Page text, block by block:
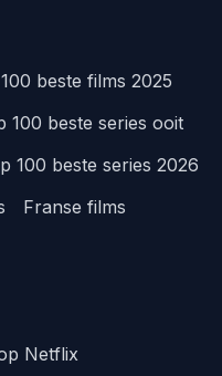
beste films 2025
100 beste series ooit
100 beste series 2026
Franse films
Netflix